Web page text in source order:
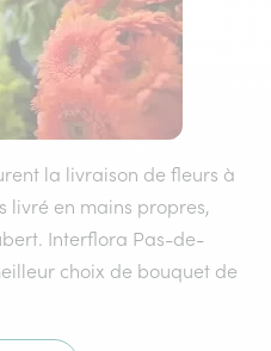
la livraison de fleurs à
livré en mains propres,
Interflora Pas-de-
choix de bouquet de